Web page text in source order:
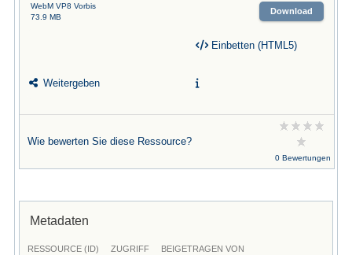
WebM VP8 Vorbis
73.9 MB
Download
Weitergeben
Einbetten (HTML5)
Wie bewerten Sie diese Ressource?
0 Bewertungen
Metadaten
RESSOURCE (ID) ZUGRIFF BEIGETRAGEN VON